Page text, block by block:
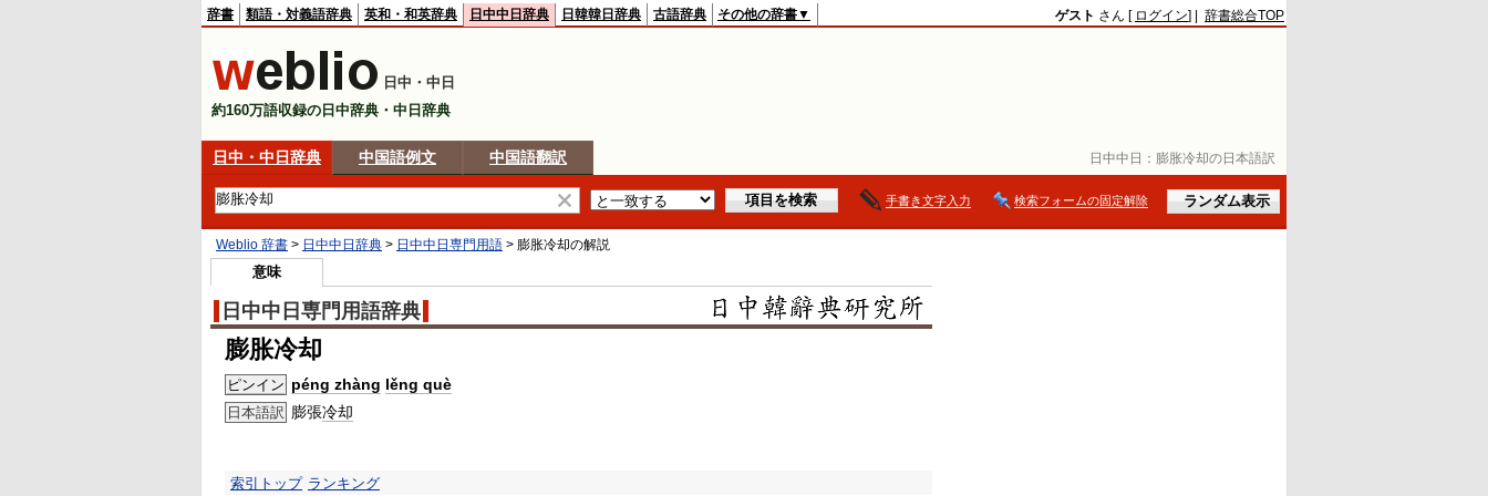
日中中日： 膨胀冷却の日本語訳
辞書 類語・対義語辞典 英和・和英辞典 日中中日辞典 日韓韓日辞典 古語辞典 その他の辞書▼ ゲスト さん [ ログイン] | 辞書総合TOP
日中・中日
約160万語収録の日中辞典・中日辞典
日中・中日辞典 中国語例文 中国語翻訳
手書き文字入力 検索フォームの固定解除
Weblio 辞書 > 日中中日辞典 > 日中中日専門用語 > 膨胀冷却の解説
意味
日中中日専門用語辞典
膨胀冷却
ピンイン péng zhàng lěng què
日本語訳 膨張冷却
索引トップ ランキング